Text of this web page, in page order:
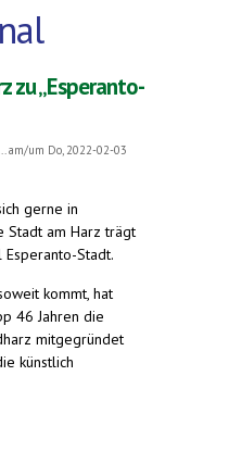
zu „Esperanto-
am/um Do, 2022-02-03
gerne in
Stadt am Harz trägt
Stadt.
kommt, hat
46 Jahren die
mitgegründet
künstlich